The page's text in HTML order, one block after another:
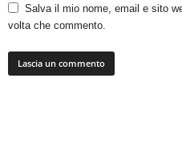
Salva il mio nome, email e sito
volta che commento.